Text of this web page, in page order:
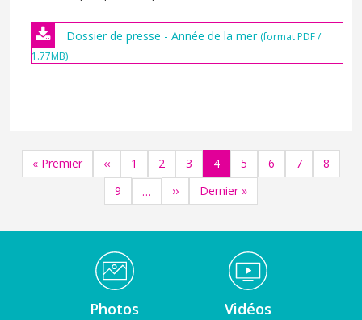
Dossier de presse - Année de la mer (format PDF /
1.77MB)
Pagination
Première page
« Premier Page précédente
‹‹ Page
1 Page
2 Page
3 Page
4 Page
5 Page
6 Page
7 Page
8
Page
9 … Page suivante
›› Dernière page
Dernier »
Médiathèque Footer
Photos Vidéos